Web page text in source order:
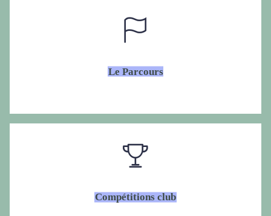
Le Parcours
Compétitions club